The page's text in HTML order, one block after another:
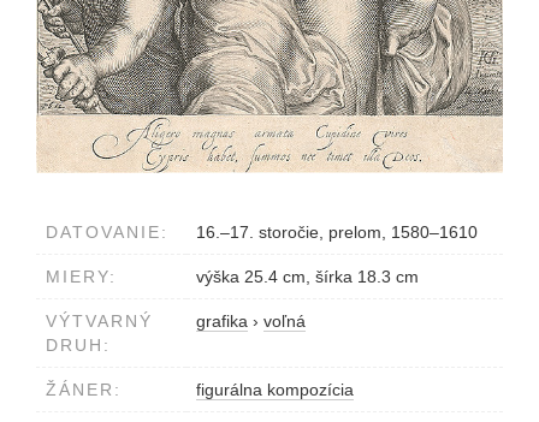
DATOVANIE: 16.–17. storočie, prelom, 1580–1610
MIERY: výška 25.4 cm, šírka 18.3 cm
VÝTVARNÝ
DRUH:
grafika › voľná
ŽÁNER: figurálna kompozícia